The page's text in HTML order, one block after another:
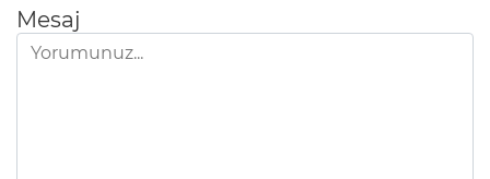
Mesaj